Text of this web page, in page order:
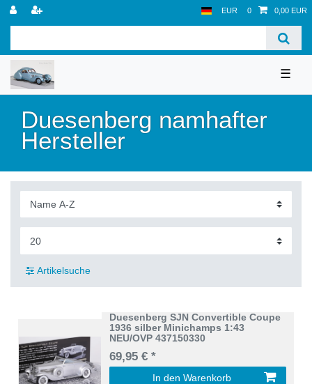
EUR 0 0,00 EUR
☰
Duesenberg namhafter
Hersteller
Artikelsuche
Duesenberg SJN Convertible Coupe
1936 silber Minichamps 1:43
NEU/OVP 437150330
69,95 € *
In den Warenkorb